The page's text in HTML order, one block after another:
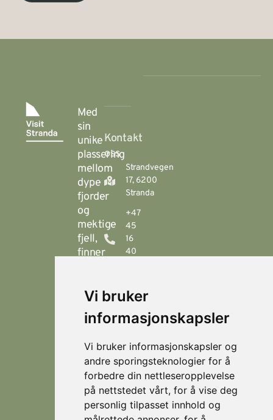
Vi bruker
informasjonskapsler
Vi bruker informasjonskapsler og
andre sporingsteknologier for å
forbedre din nettleseropplevelse
på nettstedet vårt, for å vise deg
personlig tilpasset innhold og
Med
sin
unike
plassering
mellom
dype
fjorder
og
mektige
fjell,
finner
- en
helårsdestinasjon
som
på
flotte
fjellturer
om
sommeren,
Kontakt
oss
Strandvegen
17, 6200
Stranda
+47
45
16
40
Fjellsætra
Hornindal
Koie
Stranda
© 2026
Visit
Personvern
Levert av
Horn Media